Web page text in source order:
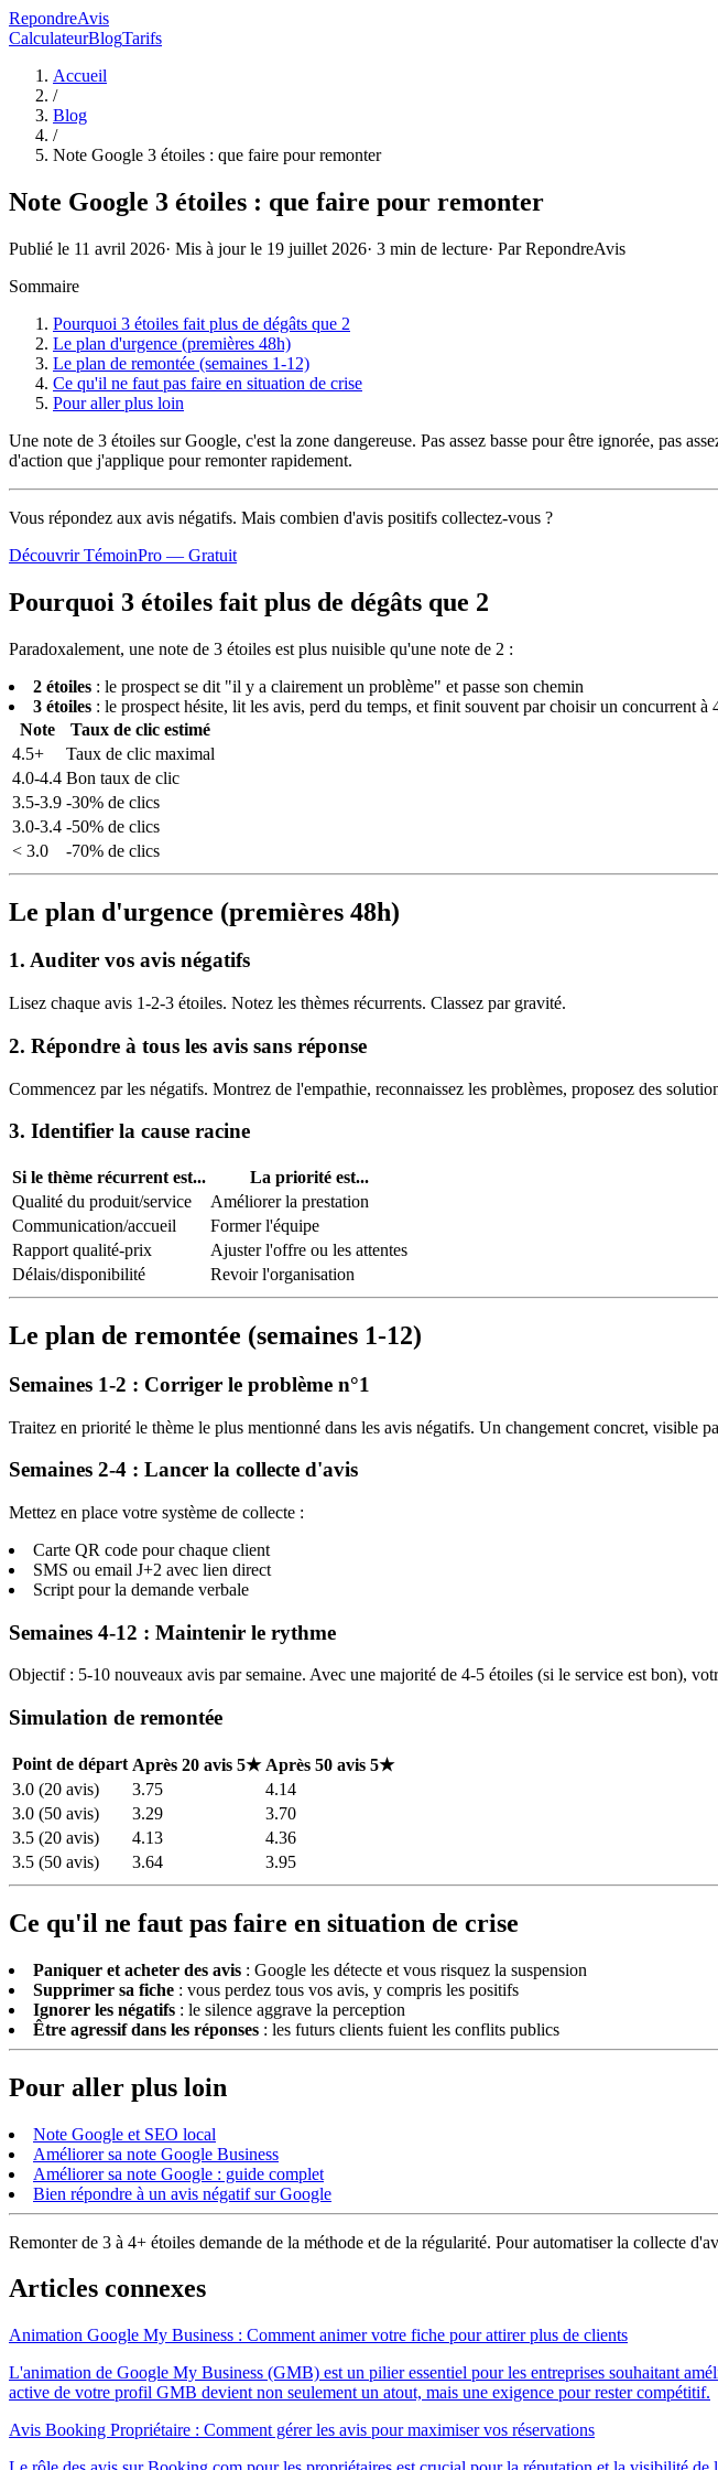
RepondreAvis
CalculateurBlogTarifs
Accueil
/
Blog
/
Note Google 3 étoiles : que faire pour remonter
Note Google 3 étoiles : que faire pour remonter
Publié le 11 avril 2026· Mis à jour le 19 juillet 2026· 3 min de lecture· ParRepondreAvis
Sommaire
Pourquoi 3 étoiles fait plus de dégâts que 2
Le plan d'urgence (premières 48h)
Le plan de remontée (semaines 1-12)
Ce qu'il ne faut pas faire en situation de crise
Pour aller plus loin
Une note de 3 étoiles sur Google, c'est la zone dangereuse. Pas assez basse pour être ignorée, pas
d'action que j'applique pour remonter rapidement.
Vous répondez aux avis négatifs. Mais combien d'avis positifs collectez-vous ?
Découvrir TémoinPro — Gratuit
Pourquoi 3 étoiles fait plus de dégâts que 2
Paradoxalement, une note de 3 étoiles est plus nuisible qu'une note de 2 :
2 étoiles : le prospect se dit "il y a clairement un problème" et passe son chemin
3 étoiles : le prospect hésite, lit les avis, perd du temps, et finit souvent par choisir un concurrent à
Note
Taux de clic estimé
4.5+
Taux de clic maximal
4.0-4.4 Bon taux de clic
3.5-3.9 -30% de clics
3.0-3.4 -50% de clics
< 3.0
-70% de clics
Le plan d'urgence (premières 48h)
1. Auditer vos avis négatifs
Lisez chaque avis 1-2-3 étoiles. Notez les thèmes récurrents. Classez par gravité.
2. Répondre à tous les avis sans réponse
Commencez par les négatifs. Montrez de l'empathie, reconnaissez les problèmes, proposez des
3. Identifier la cause racine
Si le thème récurrent est...
La priorité est...
Qualité du produit/service
Améliorer la prestation
Communication/accueil
Former l'équipe
Rapport qualité-prix
Ajuster l'offre ou les attentes
Délais/disponibilité
Revoir l'organisation
Le plan de remontée (semaines 1-12)
Semaines 1-2 : Corriger le problème n°1
Traitez en priorité le thème le plus mentionné dans les avis négatifs. Un changement concret, visible
Semaines 2-4 : Lancer la collecte d'avis
Mettez en place votre système de collecte :
Carte QR code pour chaque client
SMS ou email J+2 avec lien direct
Script pour la demande verbale
Semaines 4-12 : Maintenir le rythme
Objectif : 5-10 nouveaux avis par semaine. Avec une majorité de 4-5 étoiles (si le service est bon),
Simulation de remontée
Point de départ Après 20 avis 5★ Après 50 avis 5★
3.0 (20 avis)
3.75
4.14
3.0 (50 avis)
3.29
3.70
3.5 (20 avis)
4.13
4.36
3.5 (50 avis)
3.64 3.95
Ce qu'il ne faut pas faire en situation de crise
Paniquer et acheter des avis : Google les détecte et vous risquez la suspension
Supprimer sa fiche : vous perdez tous vos avis, y compris les positifs
Ignorer les négatifs : le silence aggrave la perception
Être agressif dans les réponses : les futurs clients fuient les conflits publics
Pour aller plus loin
Note Google et SEO local
Améliorer sa note Google Business
Améliorer sa note Google : guide complet
Bien répondre à un avis négatif sur Google
Remonter de 3 à 4+ étoiles demande de la méthode et de la régularité. Pour automatiser la collecte
Articles connexes
Animation Google My Business : Comment animer votre fiche pour attirer plus de clients
L'animation de Google My Business (GMB) est un pilier essentiel pour les entreprises souhaitant
active de votre profil GMB devient non seulement un atout, mais une exigence pour rester compétitif.
Avis Booking Propriétaire : Comment gérer les avis pour maximiser vos réservations